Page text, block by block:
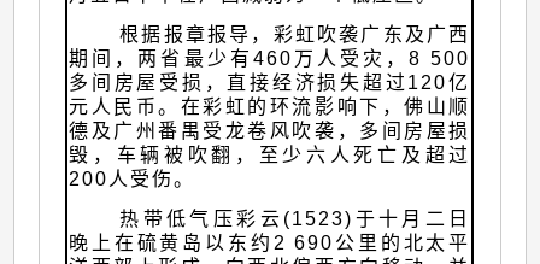
根据报章报导，彩虹吹袭广东及广西
期间，两省最少有460万人受灾，8 500
多间房屋受损，直接经济损失超过120亿
元人民币。在彩虹的环流影响下，佛山顺
德及广州番禺受龙卷风吹袭，多间房屋损
毁，车辆被吹翻，至少六人死亡及超过
200人受伤。
热带低气压彩云(1523)于十月二日
晚上在硫黄岛以东约2 690公里的北太平